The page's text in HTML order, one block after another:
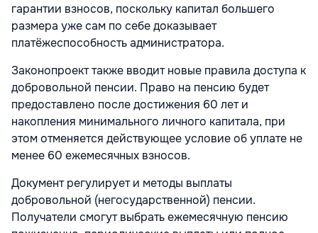
гарантии взносов, поскольку капитал большего
размера уже сам по себе доказывает
платёжеспособность администратора.
Законопроект также вводит новые правила доступа к
добровольной пенсии. Право на пенсию будет
предоставлено после достижения 60 лет и
накопления минимального личного капитала, при
этом отменяется действующее условие об уплате не
менее 60 ежемесячных взносов.
Документ регулирует и методы выплаты
добровольной (негосударственной) пенсии.
Получатели смогут выбрать ежемесячную пенсию